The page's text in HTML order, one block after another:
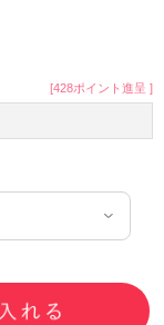
[428ポイント進呈 ]